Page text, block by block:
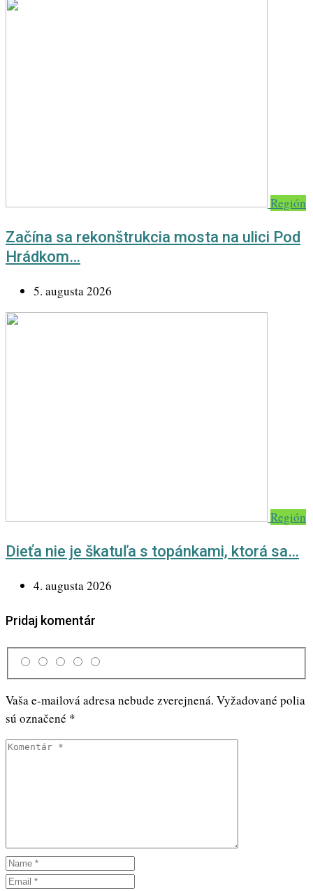
Región
Začína sa rekonštrukcia mosta na ulici Pod
Hrádkom…
5. augusta 2026
Región
Dieťa nie je škatuľa s topánkami, ktorá sa…
4. augusta 2026
Pridaj komentár
Vaša e-mailová adresa nebude zverejnená. Vyžadované polia
sú označené *